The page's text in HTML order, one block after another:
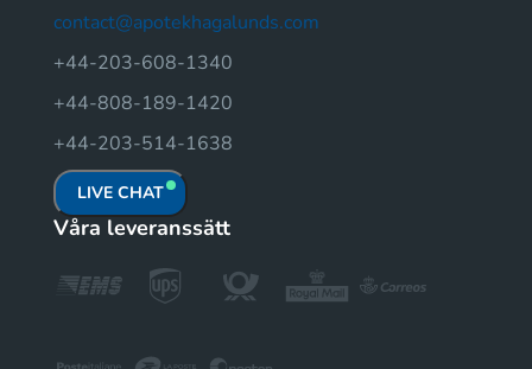
contact@apotekhagalunds.com
+44-203-608-1340
+44-808-189-1420
+44-203-514-1638
LIVE CHAT
Våra leveranssätt